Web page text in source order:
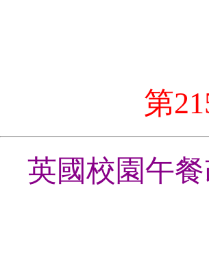
第
英國校園午